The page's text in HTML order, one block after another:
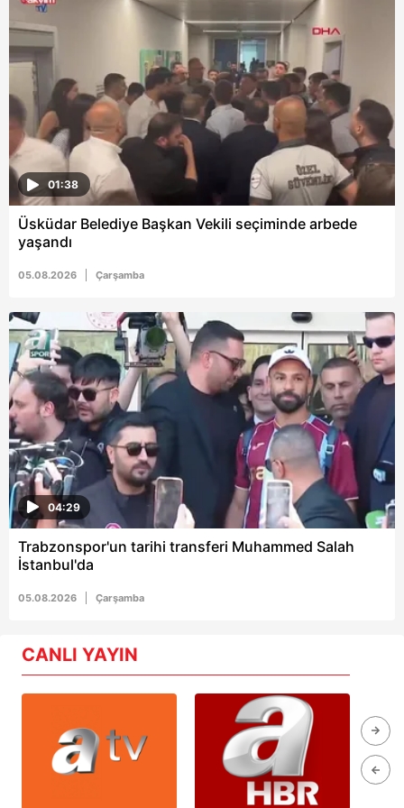
6698 sayılı Kişisel Verilerin Korunması Kanunu uyarınca
hazırlanmış Aydınlatma Metnimizi okumak ve sitemizde
ilgili mevzuata uygun olarak kullanılan çerezlerle ilgili bilgi
almak için lütfentıklayınız.
01:38
Üsküdar Belediye Başkan Vekili seçiminde arbede
yaşandı
05.08.2026 Çarşamba
04:29
Trabzonspor'un tarihi transferi Muhammed Salah
İstanbul'da
05.08.2026 Çarşamba
CANLI YAYIN